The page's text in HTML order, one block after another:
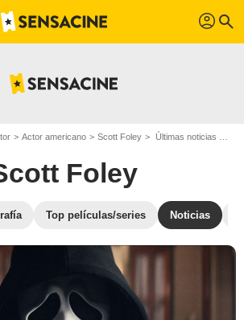
profil search
Actor americano Scott Foley Últimas noticias Scott Foley
Foley
Top películas/series Noticias